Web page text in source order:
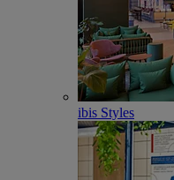
ibis Styles